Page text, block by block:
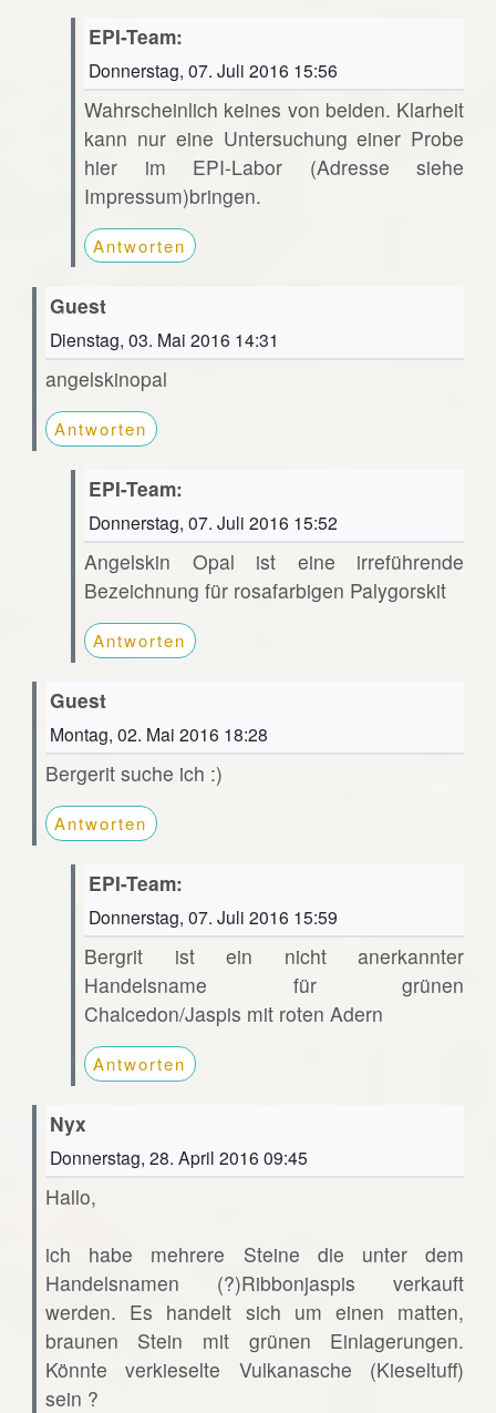
EPI-Team:
Donnerstag, 07. Juli 2016 15:56
Wahrscheinlich keines von beiden. Klarheit
kann nur eine Untersuchung einer Probe
hier im EPI-Labor (Adresse siehe
Impressum)bringen.
Antworten
Guest
Dienstag, 03. Mai 2016 14:31
angelskinopal
Antworten
EPI-Team:
Donnerstag, 07. Juli 2016 15:52
Angelskin Opal ist eine irreführende
Bezeichnung für rosafarbigen Palygorskit
Antworten
Guest
Montag, 02. Mai 2016 18:28
Bergerit suche ich :)
Antworten
EPI-Team:
Donnerstag, 07. Juli 2016 15:59
Bergrit ist ein nicht anerkannter
Handelsname für grünen
Chalcedon/Jaspis mit roten Adern
Antworten
Nyx
Donnerstag, 28. April 2016 09:45
Hallo,
ich habe mehrere Steine die unter dem
Handelsnamen (?)Ribbonjaspis verkauft
werden. Es handelt sich um einen matten,
braunen Stein mit grünen Einlagerungen.
Könnte verkieselte Vulkanasche (Kieseltuff)
sein ?